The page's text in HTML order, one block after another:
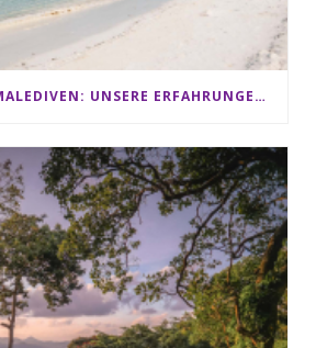
CLUB MED KANI MALEDIVEN: UNSERE ERFAHRUNGEN IM ALL-INCLUSIVE PARADIES